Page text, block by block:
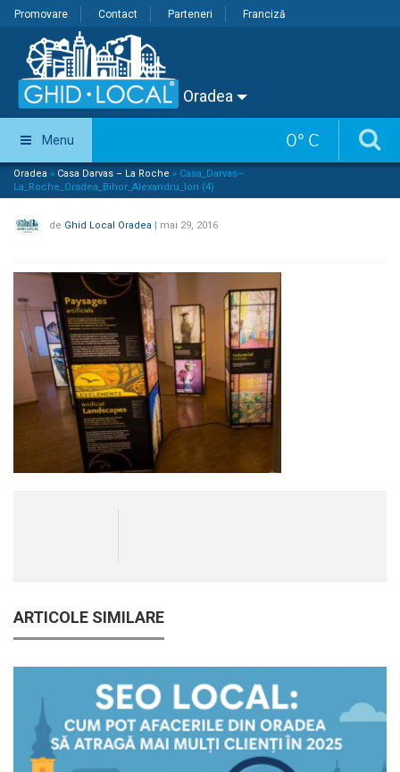
Promovare Contact Parteneri Franciză
Oradea
0° C
Menu
Oradea » Casa Darvas – La Roche » Casa_Darvas–
La_Roche_Oradea_Bihor_Alexandru_Ion (4)
de Ghid Local Oradea | mai 29, 2016
ARTICOLE SIMILARE